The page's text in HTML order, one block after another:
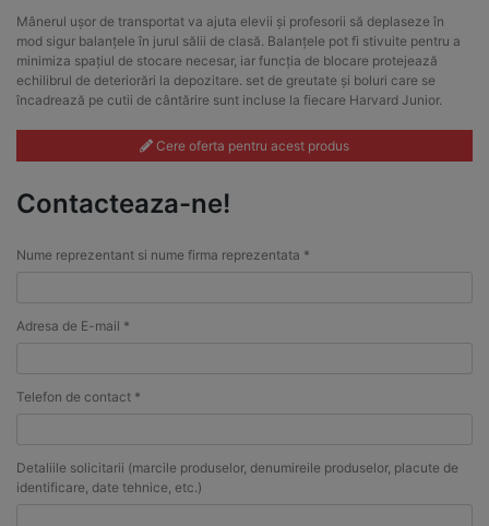
Mânerul ușor de transportat va ajuta elevii și profesorii să deplaseze în
mod sigur balanțele în jurul sălii de clasă. Balanțele pot fi stivuite pentru a
minimiza spațiul de stocare necesar, iar funcția de blocare protejează
echilibrul de deteriorări la depozitare. set de greutate și boluri care se
încadrează pe cutii de cântărire sunt incluse la fiecare Harvard Junior.
Cere oferta pentru acest produs
Contacteaza-ne!
Nume reprezentant si nume firma reprezentata *
Adresa de E-mail *
Telefon de contact *
Detaliile solicitarii (marcile produselor, denumireile produselor, placute de
identificare, date tehnice, etc.)